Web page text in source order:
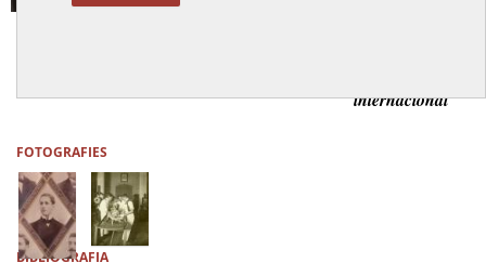
internacional
FOTOGRAFIES
BIBLIOGRAFIA